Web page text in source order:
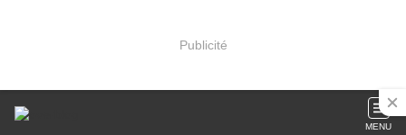
Publicité
MENU